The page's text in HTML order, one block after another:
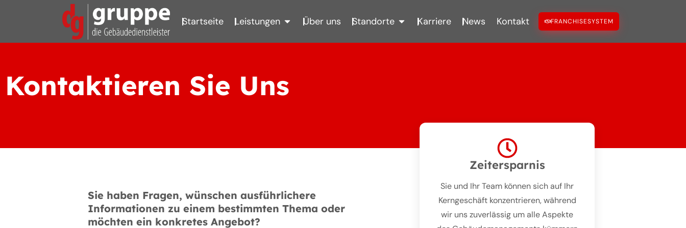
Startseite Leistungen ÖFFNE LEISTUNGEN
Über uns Standorte ÖFFNE STANDORTE
Karriere News Kontakt FRANCHISESYSTEM
Kontaktieren Sie Uns
Sie haben Fragen, wünschen ausführlichere
Informationen zu einem bestimmten Thema oder
möchten ein konkretes Angebot?
Zeitersparnis
Sie und Ihr Team können sich auf Ihr
Kerngeschäft konzentrieren, während
wir uns zuverlässig um alle Aspekte